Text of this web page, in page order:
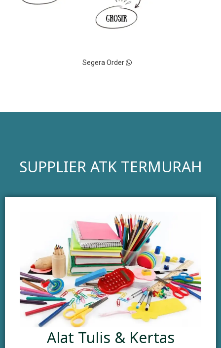
Segera Order
SUPPLIER ATK TERMURAH
Alat Tulis & Kertas